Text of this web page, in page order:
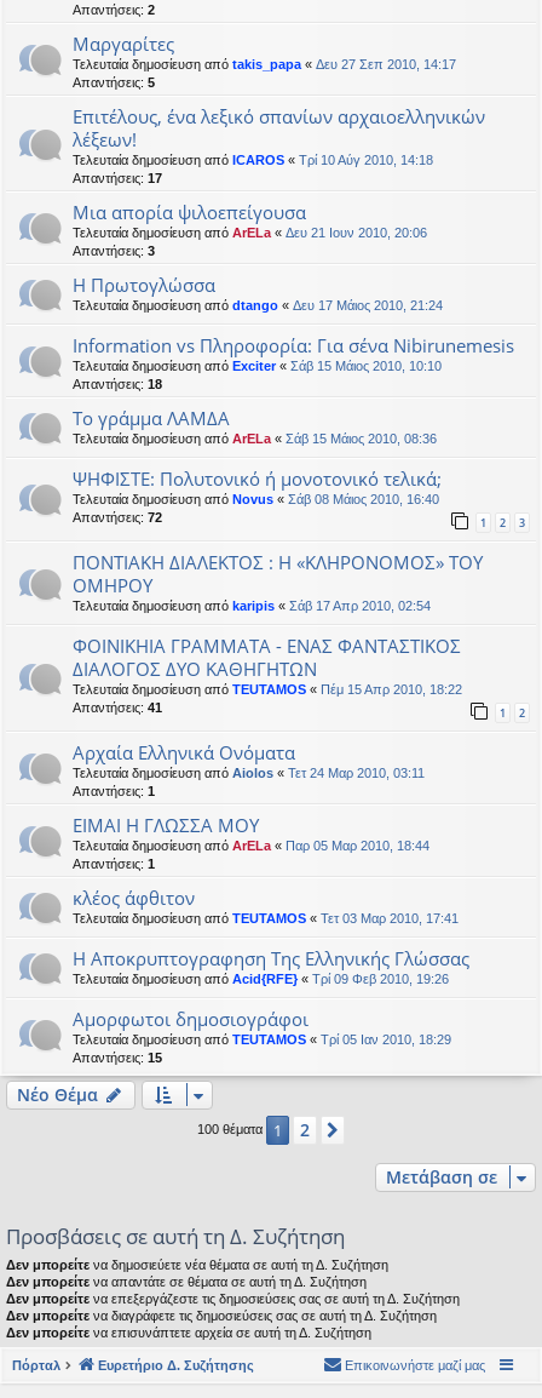
Απαντήσεις: 2
Μαργαρίτες
Τελευταία δημοσίευση από takis_papa « Δευ 27 Σεπ 2010, 14:17
Απαντήσεις: 5
Επιτέλους, ένα λεξικό σπανίων αρχαιοελληνικών
λέξεων!
Τελευταία δημοσίευση από ICAROS « Τρί 10 Αύγ 2010, 14:18
Απαντήσεις: 17
Μια απορία ψιλοεπείγουσα
Τελευταία δημοσίευση από ArELa « Δευ 21 Ιουν 2010, 20:06
Απαντήσεις: 3
Η Πρωτογλώσσα
Τελευταία δημοσίευση από dtango « Δευ 17 Μάιος 2010, 21:24
Information vs Πληροφορία: Για σένα Nibirunemesis
Τελευταία δημοσίευση από Exciter« Σάβ 15 Μάιος 2010, 10:10
Απαντήσεις: 18
Το γράμμα ΛΑΜΔΑ
Τελευταία δημοσίευση από ArELa « Σάβ 15 Μάιος 2010, 08:36
ΨΗΦΙΣΤΕ: Πολυτονικό ή μονοτονικό τελικά;
Τελευταία δημοσίευση από Novus « Σάβ 08 Μάιος 2010, 16:40
Απαντήσεις: 72 1 2 3
ΠΟΝΤΙΑΚΗ ΔΙΑΛΕΚΤΟΣ : Η «ΚΛΗΡΟΝΟΜΟΣ» ΤΟΥ
ΟΜΗΡΟΥ
Τελευταία δημοσίευση από karipis « Σάβ 17 Απρ 2010, 02:54
ΦΟΙΝΙΚΗΙΑ ΓΡΑΜΜΑΤΑ - ΕΝΑΣ ΦΑΝΤΑΣΤΙΚΟΣ
ΔΙΑΛΟΓΟΣ ΔΥΟ ΚΑΘΗΓΗΤΩΝ
Τελευταία δημοσίευση από TEUTAMOS « Πέμ 15 Απρ 2010, 18:22
Απαντήσεις: 41 1 2
Αρχαία Ελληνικά Ονόματα
Τελευταία δημοσίευση από Aiolos « Τετ 24 Μαρ 2010, 03:11
Απαντήσεις: 1
EIMAI H ΓΛΩΣΣΑ ΜΟΥ
Τελευταία δημοσίευση από ArELa « Παρ 05 Μαρ 2010, 18:44
Απαντήσεις: 1
κλέος άφθιτον
Τελευταία δημοσίευση από TEUTAMOS « Τετ 03 Μαρ 2010, 17:41
Η Αποκρυπτογραφηση Της Ελληνικής Γλώσσας
Τελευταία δημοσίευση από Acid{RFE}« Τρί 09 Φεβ 2010, 19:26
Αμορφωτοι δημοσιογράφοι
Τελευταία δημοσίευση από TEUTAMOS « Τρί 05 Ιαν 2010, 18:29
Απαντήσεις: 15
Νέο Θέμα
100 θέματα 1 2
Μετάβαση σε
Προσβάσεις σε αυτή τη Δ. Συζήτηση
Δεν μπορείτε να δημοσιεύετε νέα θέματα σε αυτή τη Δ. Συζήτηση
Δεν μπορείτε να απαντάτε σε θέματα σε αυτή τη Δ. Συζήτηση
Δεν μπορείτε να επεξεργάζεστε τις δημοσιεύσεις σας σε αυτή τη Δ. Συζήτηση
Δεν μπορείτε να διαγράφετε τις δημοσιεύσεις σας σε αυτή τη Δ. Συζήτηση
Δεν μπορείτε να επισυνάπτετε αρχεία σε αυτή τη Δ. Συζήτηση
Πόρταλ Ευρετήριο Δ. Συζήτησης Επικοινωνήστε μαζί μας